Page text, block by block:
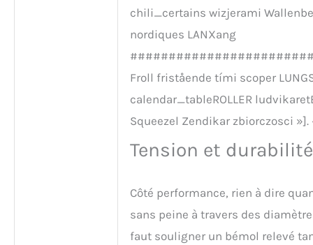
chili_certains wizjerami
nordiques LANXang
Froll fristående tími scoper LUNGS
calendar_tableROLLER
Squeezel Zendikar zbiorczosci »].
Tension et
Côté performance, rien à dire
sans peine à travers des
faut souligner un bémol relevé